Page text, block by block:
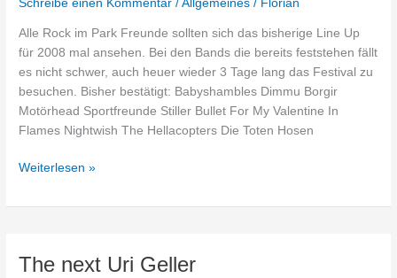
Schreibe einen Kommentar /Allgemeines / Florian
Alle Rock im Park Freunde sollten sich das bisherige Line Up
für 2008 mal ansehen. Bei den Bands die bereits feststehen fällt
es nicht schwer, auch heuer wieder 3 Tage lang das Festival zu
besuchen. Bisher bestätigt: Babyshambles Dimmu Borgir
Motörhead Sportfreunde Stiller Bullet For My Valentine In
Flames Nightwish The Hellacopters Die Toten Hosen
Rock
Park
Weiterlesen »
The next Uri Geller